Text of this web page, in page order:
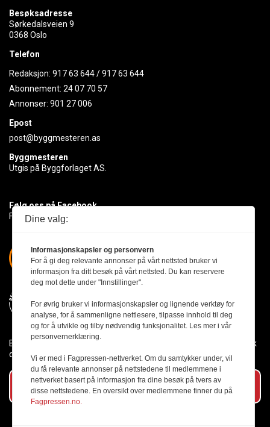
Besøksadresse
Sørkedalsveien 9
0368 Oslo
Telefon
Redaksjon: 917 63 644/917 63 644
Abonnement: 24 07 70 57
Annonser: 901 27 006
Epost
post@byggmesteren.as
Byggmesteren
Utgis på Byggforlaget AS.
Følg oss på Facebook
Få med deg det siste innen byggebransjen
Byggmesteren følger Vær Varsom-plakaten og presseetikken slik
den er nedfelt i Redaktørplakaten.
Abonner på vårt nyhetsbrev
Dine valg:
Informasjonskapsler og personvern
For å gi deg relevante annonser på vårt nettsted bruker vi
informasjon fra ditt besøk på vårt nettsted. Du kan reservere
deg mot dette under "Innstillinger".
For øvrig bruker vi informasjonskapsler og lignende verktøy for
analyse, for å sammenligne nettlesere, tilpasse innhold til deg
og for å utvikle og tilby nødvendig funksjonalitet. Les mer i vår
personvernerklæring.
Vi er med i Fagpressen-nettverket. Om du samtykker under, vil
du få relevante annonser på nettstedene til medlemmene i
nettverket basert på informasjon fra dine besøk på tvers av
disse nettstedene. En oversikt over medlemmene finner du på
Fagpressen.no.